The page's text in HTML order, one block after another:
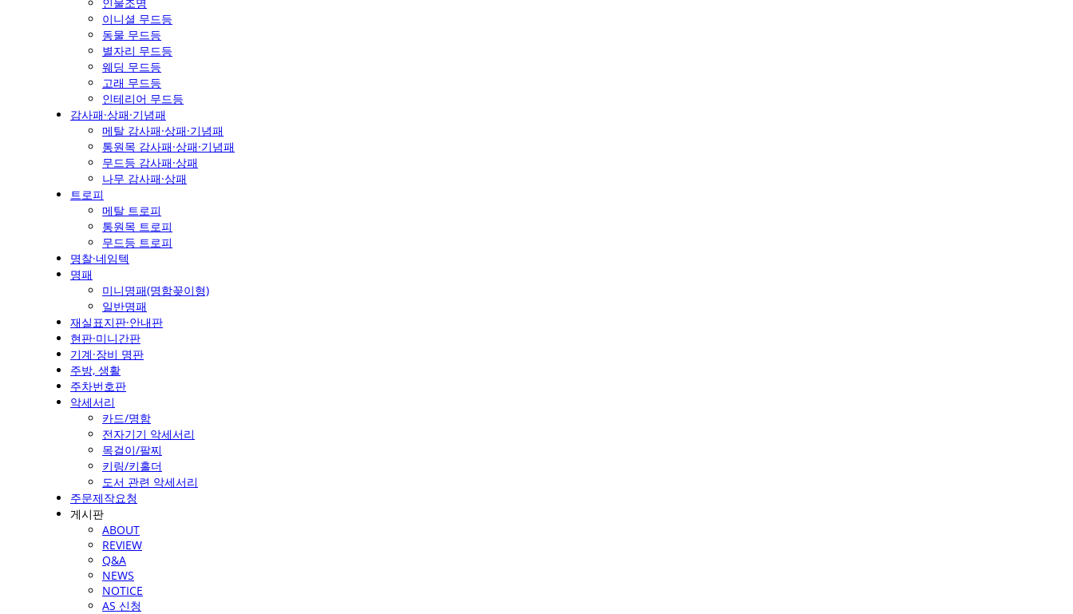
이니셜 무드등
동물 무드등
별자리 무드등
웨딩 무드등
고래 무드등
인테리어 무드등
감사패·상패·기념패
메탈 감사패·상패·기념패
통원목 감사패·상패·기념패
무드등 감사패·상패
나무 감사패·상패
트로피
메탈 트로피
통원목 트로피
무드등 트로피
명찰·네임텍
명패
미니명패(명함꽂이형)
일반명패
재실표지판·안내판
현판·미니간판
기계·장비 명판
주방, 생활
주차번호판
악세서리
카드/명함
전자기기 악세서리
목걸이/팔찌
키링/키홀더
도서 관련 악세서리
주문제작요청
게시판
ABOUT
REVIEW
Q&A
NEWS
NOTICE
AS 신청